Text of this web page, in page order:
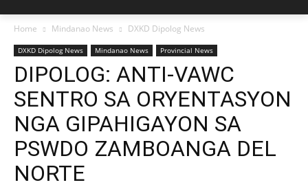
Home Mindanao News DXKD Dipolog News
DXKD Dipolog News Mindanao News Provincial News
DIPOLOG: ANTI-VAWC
SENTRO SA ORYENTASYON
NGA GIPAHIGAYON SA
PSWDO ZAMBOANGA DEL
NORTE